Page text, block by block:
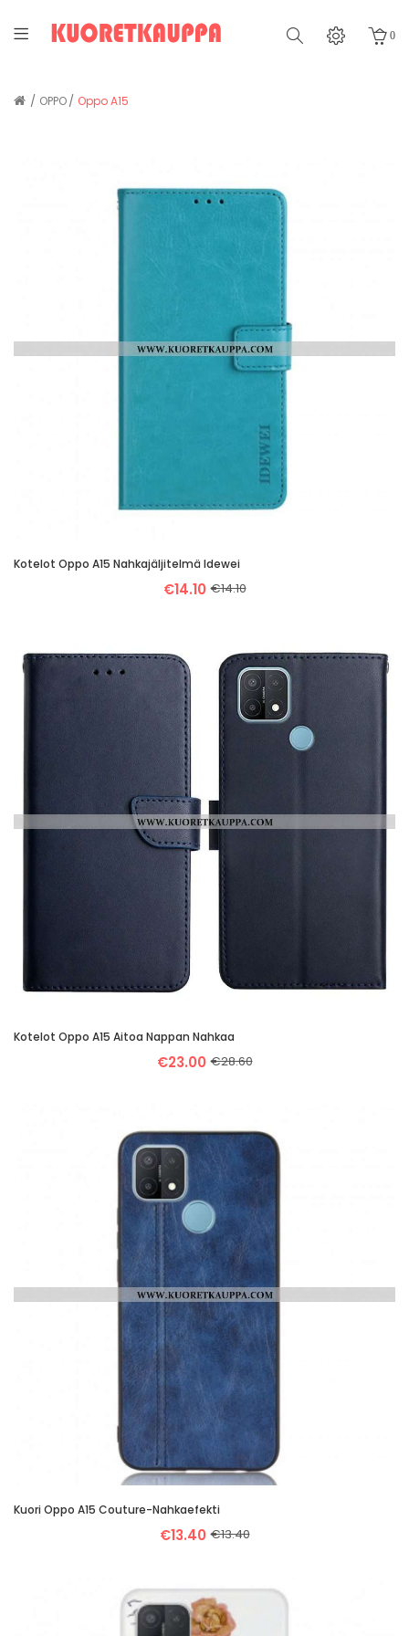
0
OPPO Oppo A15
Kotelot Oppo A15 Nahkajäljitelmä Idewei
€14.10 €14.10
Kotelot Oppo A15 Aitoa Nappan Nahkaa
€23.00 €28.60
Kuori Oppo A15 Couture-Nahkaefekti
€13.40 €13.40